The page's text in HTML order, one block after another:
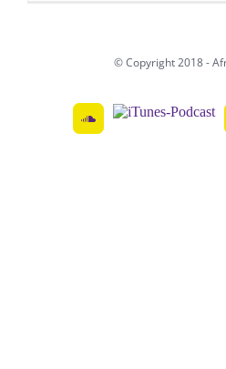
© Copyright 2018 -
SoundCloud
ITunes-